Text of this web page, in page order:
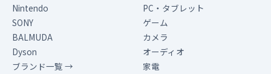
Nintendo
SONY
BALMUDA
Dyson
ブランド一覧 →
PC・タブレット
ゲーム
カメラ
オーディオ
家電